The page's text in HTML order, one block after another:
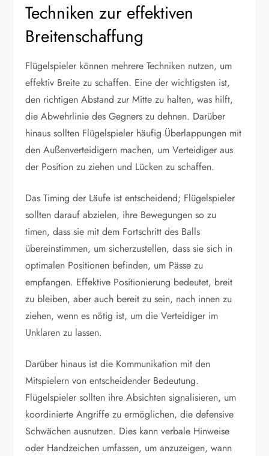
Techniken zur effektiven
Breitenschaffung
Flügelspieler können mehrere Techniken nutzen, um
effektiv Breite zu schaffen. Eine der wichtigsten ist,
den richtigen Abstand zur Mitte zu halten, was hilft,
die Abwehrlinie des Gegners zu dehnen. Darüber
hinaus sollten Flügelspieler häufig Überlappungen mit
den Außenverteidigern machen, um Verteidiger aus
der Position zu ziehen und Lücken zu schaffen.
Das Timing der Läufe ist entscheidend; Flügelspieler
sollten darauf abzielen, ihre Bewegungen so zu
timen, dass sie mit dem Fortschritt des Balls
übereinstimmen, um sicherzustellen, dass sie sich in
optimalen Positionen befinden, um Pässe zu
empfangen. Effektive Positionierung bedeutet, breit
zu bleiben, aber auch bereit zu sein, nach innen zu
ziehen, wenn es nötig ist, um die Verteidiger im
Unklaren zu lassen.
Darüber hinaus ist die Kommunikation mit den
Mitspielern von entscheidender Bedeutung.
Flügelspieler sollten ihre Absichten signalisieren, um
koordinierte Angriffe zu ermöglichen, die defensive
Schwächen ausnutzen. Dies kann verbale Hinweise
oder Handzeichen umfassen, um anzuzeigen, wann